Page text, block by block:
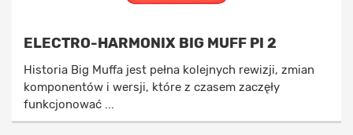
ELECTRO-HARMONIX BIG MUFF PI 2
Historia Big Muffa jest pełna kolejnych rewizji, zmian
komponentów i wersji, które z czasem zaczęły
funkcjonować ...